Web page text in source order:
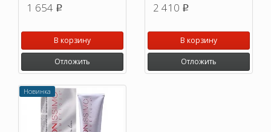
1 654 p
В корзину
Отложить
2 410 p
В корзину
Отложить
Новинка